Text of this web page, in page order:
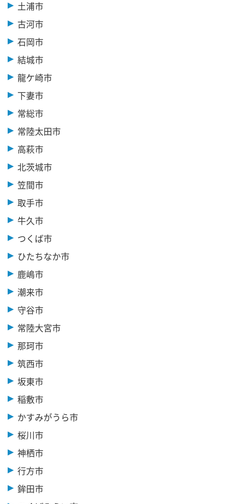
土浦市
古河市
石岡市
結城市
龍ケ崎市
下妻市
常総市
常陸太田市
高萩市
北茨城市
笠間市
取手市
牛久市
つくば市
ひたちなか市
鹿嶋市
潮来市
守谷市
常陸大宮市
那珂市
筑西市
坂東市
稲敷市
かすみがうら市
桜川市
神栖市
行方市
鉾田市